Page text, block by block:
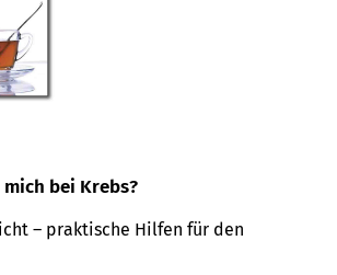
bei Krebs?
– praktische Hilfen für den